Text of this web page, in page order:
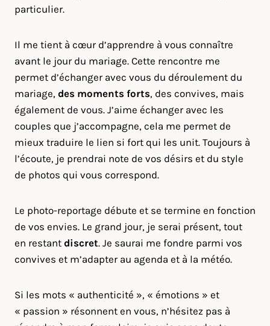
particulier.
Il me tient à cœur d’apprendre à vous connaître
avant le jour du mariage. Cette rencontre me
permet d’échanger avec vous du déroulement du
mariage, des moments forts, des convives, mais
également de vous. J’aime échanger avec les
couples que j’accompagne, cela me permet de
mieux traduire le lien si fort qui les unit. Toujours à
l’écoute, je prendrai note de vos désirs et du style
de photos qui vous correspond.
Le photo-reportage débute et se termine en fonction
de vos envies. Le grand jour, je serai présent, tout
en restant discret. Je saurai me fondre parmi vos
convives et m’adapter au agenda et à la météo.
Si les mots « authenticité », « émotions » et
« passion » résonnent en vous, n’hésitez pas à